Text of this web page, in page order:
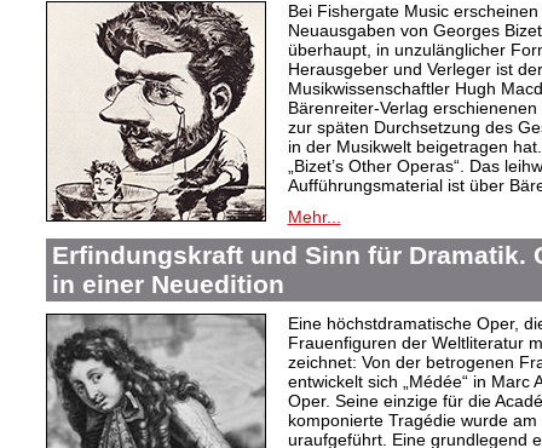
Bei Fishergate Music
Neuausgaben von Georges
überhaupt, in unzulänglicher
Herausgeber und Verleger ist
Musikwissenschaftler Hugh
Bärenreiter-Verlag
zur späten Durchsetzung des
in der Musikwelt beigetragen
„Bizet’s Other Operas“. Das
Aufführungsmaterial ist über
Mehr...
Erfindungskraft und Sinn für Dramatik.
in einer Neuedition
Eine höchstdramatische Oper,
Frauenfiguren der Weltliteratur
zeichnet: Von der betrogenen
entwickelt sich „Médée“ in Marc
Oper. Seine einzige für die
komponierte Tragédie wurde
uraufgeführt. Eine grundlegend